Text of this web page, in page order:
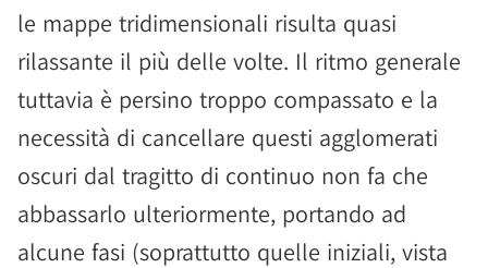
le mappe tridimensionali risulta quasi
rilassante il più delle volte. Il ritmo generale
tuttavia è persino troppo compassato e la
necessità di cancellare questi agglomerati
oscuri dal tragitto di continuo non fa che
abbassarlo ulteriormente, portando ad
alcune fasi (soprattutto quelle iniziali, vista